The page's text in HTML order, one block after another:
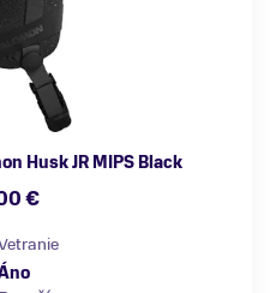
Husk JR MIPS Black
€